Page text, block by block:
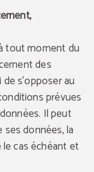
tout moment du
des
s'opposer au
prévues
Il peut
données, la
cas échéant et